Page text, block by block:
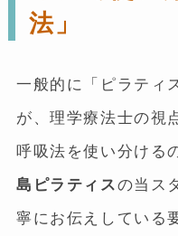
法」
一般的に「ピラティ
が、理学療法士の視
呼吸法を使い分ける
島ピラティスの当ス
寧にお伝えしている